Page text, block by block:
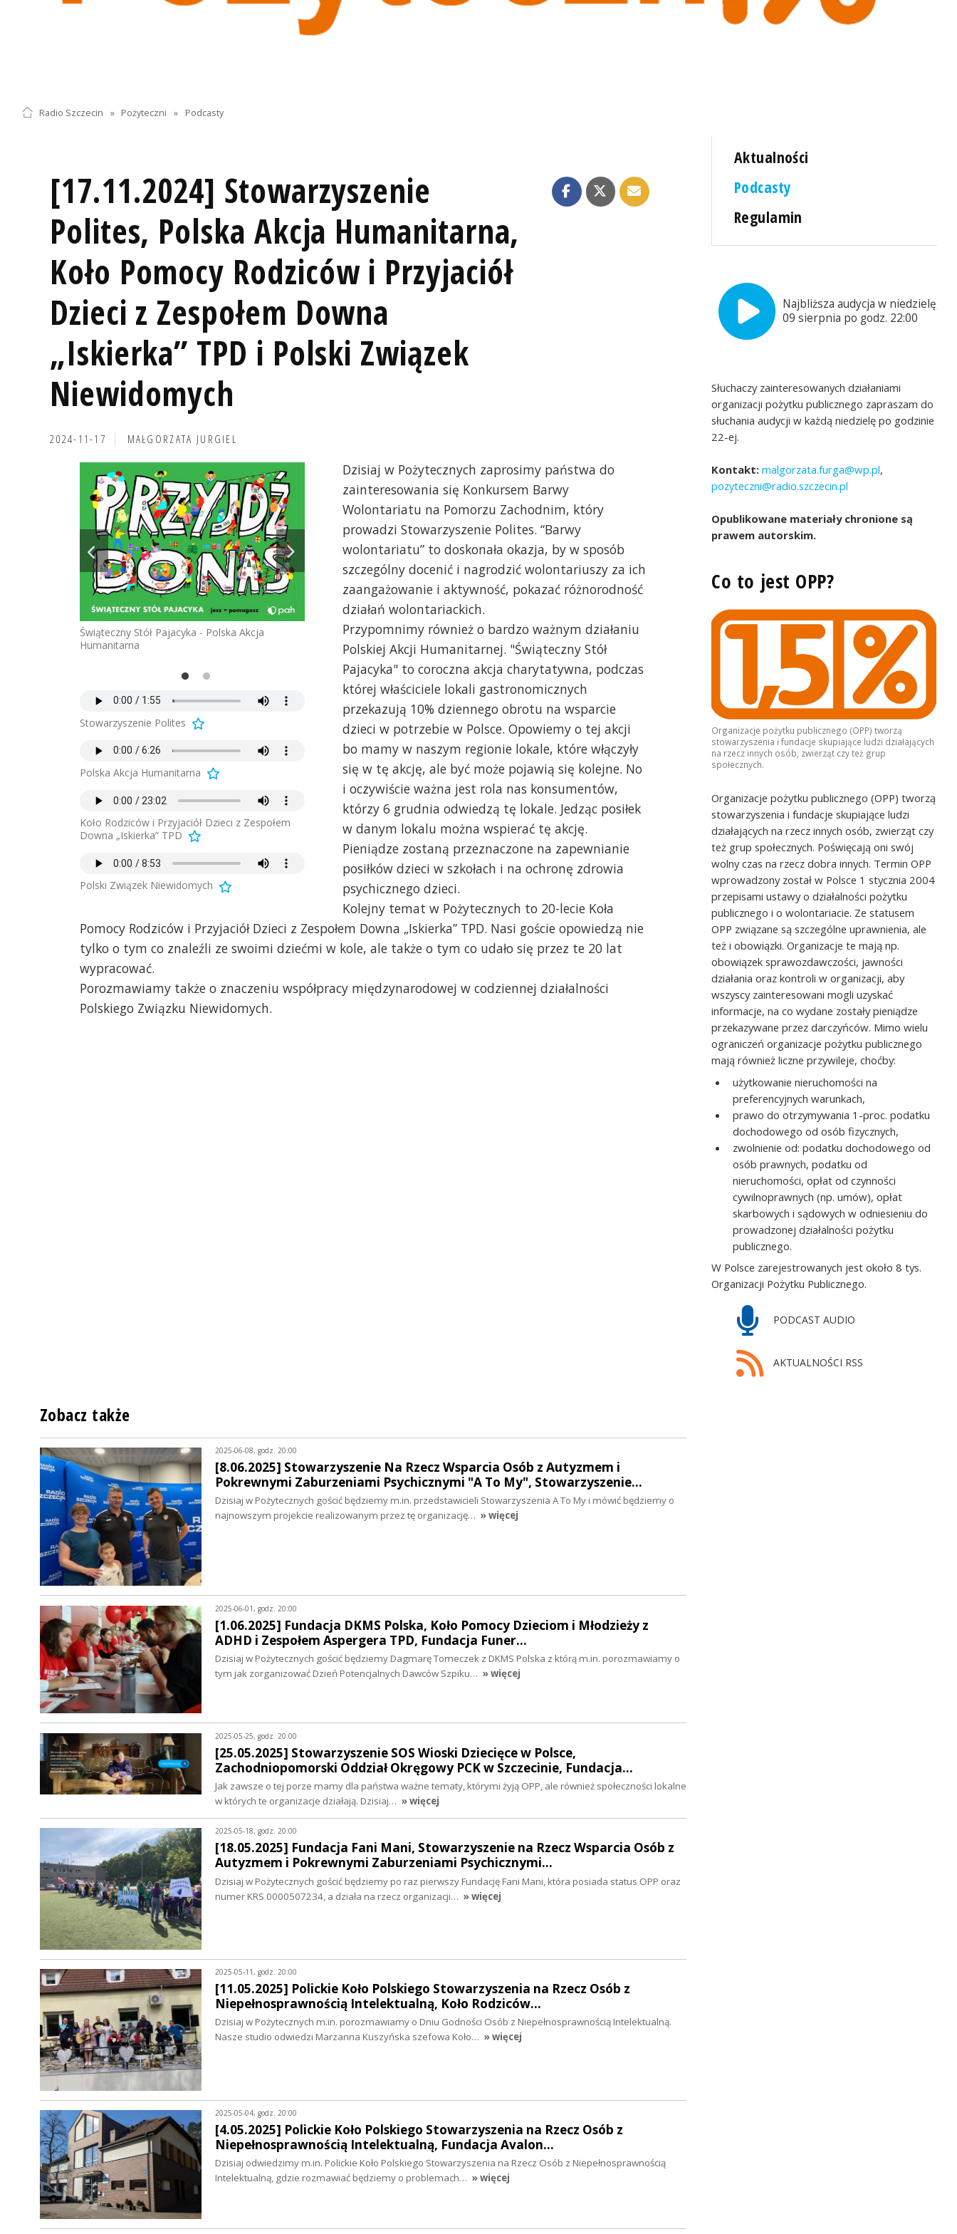
Radio Szczecin » Pożyteczni » Podcasty
[17.11.2024] Stowarzyszenie
Polites, Polska Akcja Humanitarna,
Koło Pomocy Rodziców i Przyjaciół
Dzieci z Zespołem Downa
„Iskierka” TPD i Polski Związek
Niewidomych
2024-11-17 MAŁGORZATA JURGIEL
Świąteczny Stół Pajacyka - Polska Akcja
Humanitarna
Goście Pożytecznych z Koła Rodziców i
Przyjaciół Dzieci z ZD Iskierka TPD
Świąteczny Stół Pajacyka - Polska Akcja
Humanitarna
Goście Pożytecznych z Koła Rodziców i
Przyjaciół Dzieci z ZD Iskierka TPD
Stowarzyszenie Polites
Polska Akcja Humanitarna
Koło Rodziców i Przyjaciół Dzieci z Zespołem
Downa „Iskierka” TPD
Polski Związek Niewidomych
Dzisiaj w Pożytecznych zaprosimy państwa do
zainteresowania się Konkursem Barwy
Wolontariatu na Pomorzu Zachodnim, który
prowadzi Stowarzyszenie Polites. “Barwy
wolontariatu” to doskonała okazja, by w sposób
szczególny docenić i nagrodzić wolontariuszy za ich
zaangażowanie i aktywność, pokazać różnorodność
działań wolontariackich.
Przypomnimy również o bardzo ważnym działaniu
Polskiej Akcji Humanitarnej. "Świąteczny Stół
Pajacyka" to coroczna akcja charytatywna, podczas
której właściciele lokali gastronomicznych
przekazują 10% dziennego obrotu na wsparcie
dzieci w potrzebie w Polsce. Opowiemy o tej akcji
bo mamy w naszym regionie lokale, które włączyły
się w tę akcję, ale być może pojawią się kolejne. No
i oczywiście ważna jest rola nas konsumentów,
którzy 6 grudnia odwiedzą tę lokale. Jedząc posiłek
w danym lokalu można wspierać tę akcję.
Pieniądze zostaną przeznaczone na zapewnianie
posiłków dzieci w szkołach i na ochronę zdrowia
psychicznego dzieci.
Kolejny temat w Pożytecznych to 20-lecie Koła
Pomocy Rodziców i Przyjaciół Dzieci z Zespołem Downa „Iskierka” TPD. Nasi goście opowiedzą nie
tylko o tym co znaleźli ze swoimi dziećmi w kole, ale także o tym co udało się przez te 20 lat
wypracować.
Porozmawiamy także o znaczeniu współpracy międzynarodowej w codziennej działalności
Polskiego Związku Niewidomych.
Aktualności
Podcasty
Regulamin
Najbliższa audycja w niedzielę,
09 sierpnia po godz. 22:00
Słuchaczy zainteresowanych działaniami
organizacji pożytku publicznego zapraszam do
słuchania audycji w każdą niedzielę po godzinie
22-ej.
Kontakt: malgorzata.furga@wp.pl,
pozyteczni@radio.szczecin.pl
Opublikowane materiały chronione są
prawem autorskim.
Co to jest OPP?
Organizacje pożytku publicznego (OPP) tworzą
stowarzyszenia i fundacje skupiające ludzi działających
na rzecz innych osób, zwierząt czy też grup
społecznych.
Organizacje pożytku publicznego (OPP) tworzą
stowarzyszenia i fundacje skupiające ludzi
działających na rzecz innych osób, zwierząt czy
też grup społecznych. Poświęcają oni swój
wolny czas na rzecz dobra innych. Termin OPP
wprowadzony został w Polsce 1 stycznia 2004
przepisami ustawy o działalności pożytku
publicznego i o wolontariacie. Ze statusem
OPP związane są szczególne uprawnienia, ale
też i obowiązki. Organizacje te mają np.
obowiązek sprawozdawczości, jawności
działania oraz kontroli w organizacji, aby
wszyscy zainteresowani mogli uzyskać
informacje, na co wydane zostały pieniądze
przekazywane przez darczyńców. Mimo wielu
ograniczeń organizacje pożytku publicznego
mają również liczne przywileje, choćby:
użytkowanie nieruchomości na
preferencyjnych warunkach,
prawo do otrzymywania 1-proc. podatku
dochodowego od osób fizycznych,
zwolnienie od: podatku dochodowego od
osób prawnych, podatku od
nieruchomości, opłat od czynności
cywilnoprawnych (np. umów), opłat
skarbowych i sądowych w odniesieniu do
prowadzonej działalności pożytku
publicznego.
W Polsce zarejestrowanych jest około 8 tys.
Organizacji Pożytku Publicznego.
PODCAST AUDIO
AKTUALNOŚCI RSS
Zobacz także
2025-06-08, godz. 20:00
[8.06.2025] Stowarzyszenie Na Rzecz Wsparcia Osób z Autyzmem i
Pokrewnymi Zaburzeniami Psychicznymi "A To My", Stowarzyszenie…
Dzisiaj w Pożytecznych gościć będziemy m.in. przedstawicieli Stowarzyszenia A To My i mówić będziemy o
najnowszym projekcie realizowanym przez tę organizację… » więcej
2025-06-01, godz. 20:00
[1.06.2025] Fundacja DKMS Polska, Koło Pomocy Dzieciom i Młodzieży z
ADHD i Zespołem Aspergera TPD, Fundacja Funer…
Dzisiaj w Pożytecznych gościć będziemy Dagmarę Tomeczek z DKMS Polska z którą m.in. porozmawiamy o
tym jak zorganizować Dzień Potencjalnych Dawców Szpiku… » więcej
2025-05-25, godz. 20:00
[25.05.2025] Stowarzyszenie SOS Wioski Dziecięce w Polsce,
Zachodniopomorski Oddział Okręgowy PCK w Szczecinie, Fundacja…
Jak zawsze o tej porze mamy dla państwa ważne tematy, którymi żyją OPP, ale również społeczności lokalne
w których te organizacje działają. Dzisiaj… » więcej
2025-05-18, godz. 20:00
[18.05.2025] Fundacja Fani Mani, Stowarzyszenie na Rzecz Wsparcia Osób z
Autyzmem i Pokrewnymi Zaburzeniami Psychicznymi…
Dzisiaj w Pożytecznych gościć będziemy po raz pierwszy Fundację Fani Mani, która posiada status OPP oraz
numer KRS 0000507234, a działa na rzecz organizacji… » więcej
2025-05-11, godz. 20:00
[11.05.2025] Polickie Koło Polskiego Stowarzyszenia na Rzecz Osób z
Niepełnosprawnością Intelektualną, Koło Rodziców…
Dzisiaj w Pożytecznych m.in. porozmawiamy o Dniu Godności Osób z Niepełnosprawnością Intelektualną.
Nasze studio odwiedzi Marzanna Kuszyńska szefowa Koło… » więcej
2025-05-04, godz. 20:00
[4.05.2025] Polickie Koło Polskiego Stowarzyszenia na Rzecz Osób z
Niepełnosprawnością Intelektualną, Fundacja Avalon…
Dzisiaj odwiedzimy m.in. Polickie Koło Polskiego Stowarzyszenia na Rzecz Osób z Niepełnosprawnością
Intelektualną, gdzie rozmawiać będziemy o problemach… » więcej